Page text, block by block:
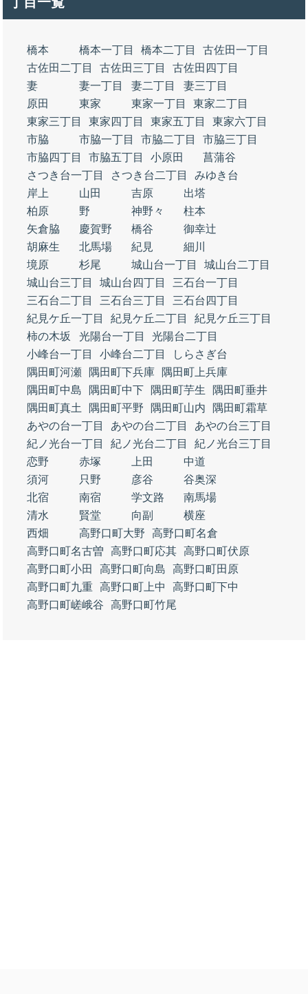
橋本 橋本一丁目 橋本二丁目
古佐田一丁目
古佐田二丁目
古佐田三丁目
古佐田四丁目
妻
妻一丁目 妻二丁目
妻三丁目
原田
東家 東家一丁目
東家二丁目
東家三丁目
東家四丁目 東家五丁目
東家六丁目
市脇
市脇一丁目 市脇二丁目
市脇三丁目
市脇四丁目
市脇五丁目 小原田
菖蒲谷
さつき台一丁目
さつき台二丁目
みゆき台
岸上
山田 吉原
出塔
柏原
野 神野々
柱本
矢倉脇
慶賀野 橋谷
御幸辻
胡麻生
北馬場 紀見
細川
境原
杉尾 城山台一丁目
城山台二丁目
城山台三丁目
城山台四丁目
三石台一丁目
三石台二丁目
三石台三丁目
三石台四丁目
紀見ケ丘一丁目
紀見ケ丘二丁目
紀見ケ丘三丁目
柿の木坂
光陽台一丁目
光陽台二丁目
小峰台一丁目
小峰台二丁目
しらさぎ台
隅田町河瀬
隅田町下兵庫
隅田町上兵庫
隅田町中島
隅田町中下 隅田町芋生
隅田町垂井
隅田町真土
隅田町平野 隅田町山内
隅田町霜草
あやの台一丁目
あやの台二丁目
あやの台三丁目
紀ノ光台一丁目
紀ノ光台二丁目
紀ノ光台三丁目
恋野
赤塚 上田
中道
須河
只野 彦谷
谷奥深
北宿
南宿 学文路
南馬場
清水
賢堂 向副
横座
西畑
高野口町大野
高野口町名倉
高野口町名古曽
高野口町応其 高野口町伏原
高野口町小田
高野口町向島
高野口町田原
高野口町九重 高野口町上中
高野口町下中
高野口町嵯峨谷
高野口町竹尾